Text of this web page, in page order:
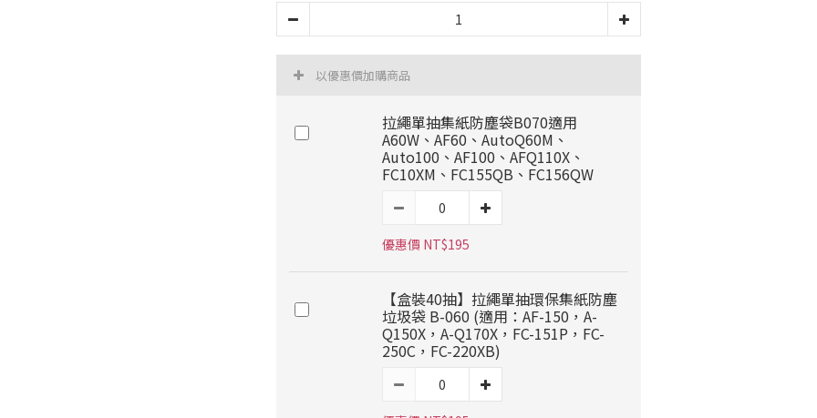
以優惠價加購商品
拉繩單抽集紙防塵袋B070適用
A60W、AF60、AutoQ60M、
Auto100、AF100、AFQ110X、
FC10XM、FC155QB、FC156QW
優惠價 NT$195
【盒裝40抽】拉繩單抽環保集紙防塵
垃圾袋 B-060 (適用：AF-150，A-
Q150X，A-Q170X，FC-151P，FC-
250C，FC-220XB)